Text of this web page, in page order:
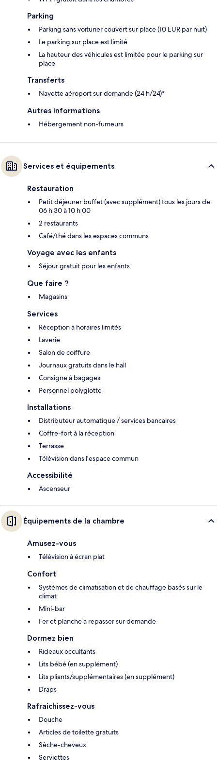
Parking
Parking sans voiturier couvert sur place (10 EUR par nuit)
Le parking sur place est limité
La hauteur des véhicules est limitée pour le parking sur
place
Transferts
Navette aéroport sur demande (24 h/24)*
Autres informations
Hébergement non-fumeurs
Services et équipements
Restauration
Petit déjeuner buffet (avec supplément) tous les jours de
06 h 30 à 10 h 00
2 restaurants
Café/thé dans les espaces communs
Voyage avec les enfants
Séjour gratuit pour les enfants
Que faire ?
Magasins
Services
Réception à horaires limités
Laverie
Salon de coiffure
Journaux gratuits dans le hall
Consigne à bagages
Personnel polyglotte
Installations
Distributeur automatique / services bancaires
Coffre-fort à la réception
Terrasse
Télévision dans l'espace commun
Accessibilité
Ascenseur
Équipements de la chambre
Amusez-vous
Télévision à écran plat
Confort
Systèmes de climatisation et de chauffage basés sur le
climat
Mini-bar
Fer et planche à repasser sur demande
Dormez bien
Rideaux occultants
Lits bébé (en supplément)
Lits pliants/supplémentaires (en supplément)
Draps
Rafraîchissez-vous
Douche
Articles de toilette gratuits
Sèche-cheveux
Serviettes